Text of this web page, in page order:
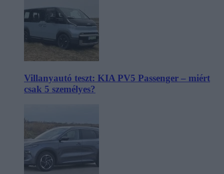
Villanyautó teszt: KIA PV5 Passenger – miért
csak 5 személyes?